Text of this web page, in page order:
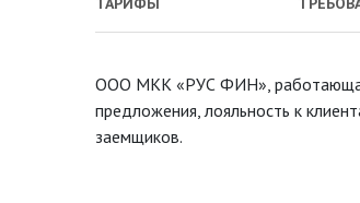
ООО МКК «РУС ФИН», работающая
предложения, лояльность к
заемщиков.